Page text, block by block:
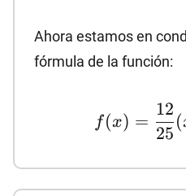
Ahora estamos en
fórmula de la función:
f (x) =
25
12
(